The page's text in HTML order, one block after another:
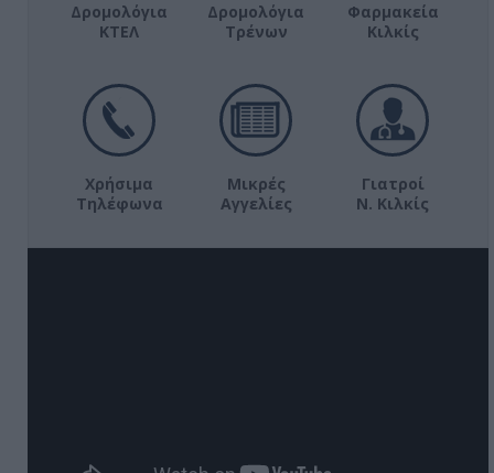
Δρομολόγια
ΚΤΕΛ
Δρομολόγια
Τρένων
Φαρμακεία
Κιλκίς
Χρήσιμα
Τηλέφωνα
Μικρές
Αγγελίες
Γιατροί
Ν. Κιλκίς